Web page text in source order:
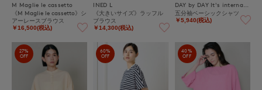
M Maglie le cassetto
《M Maglie le cassetto》シ
アーレースブラウス
￥16,500(税込)
INED L
《大きいサイズ》ラッフル
ブラウス
￥14,300(税込)
五分袖ベーシックシャツ
￥5,940(税込)
27%
OFF
60%
OFF
40%
OFF